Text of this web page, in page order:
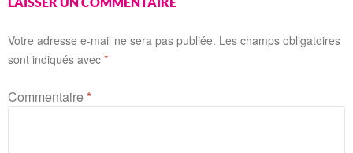
Votre adresse e-mail ne sera pas publiée. Les champs obligatoires
sont indiqués avec *
Commentaire*